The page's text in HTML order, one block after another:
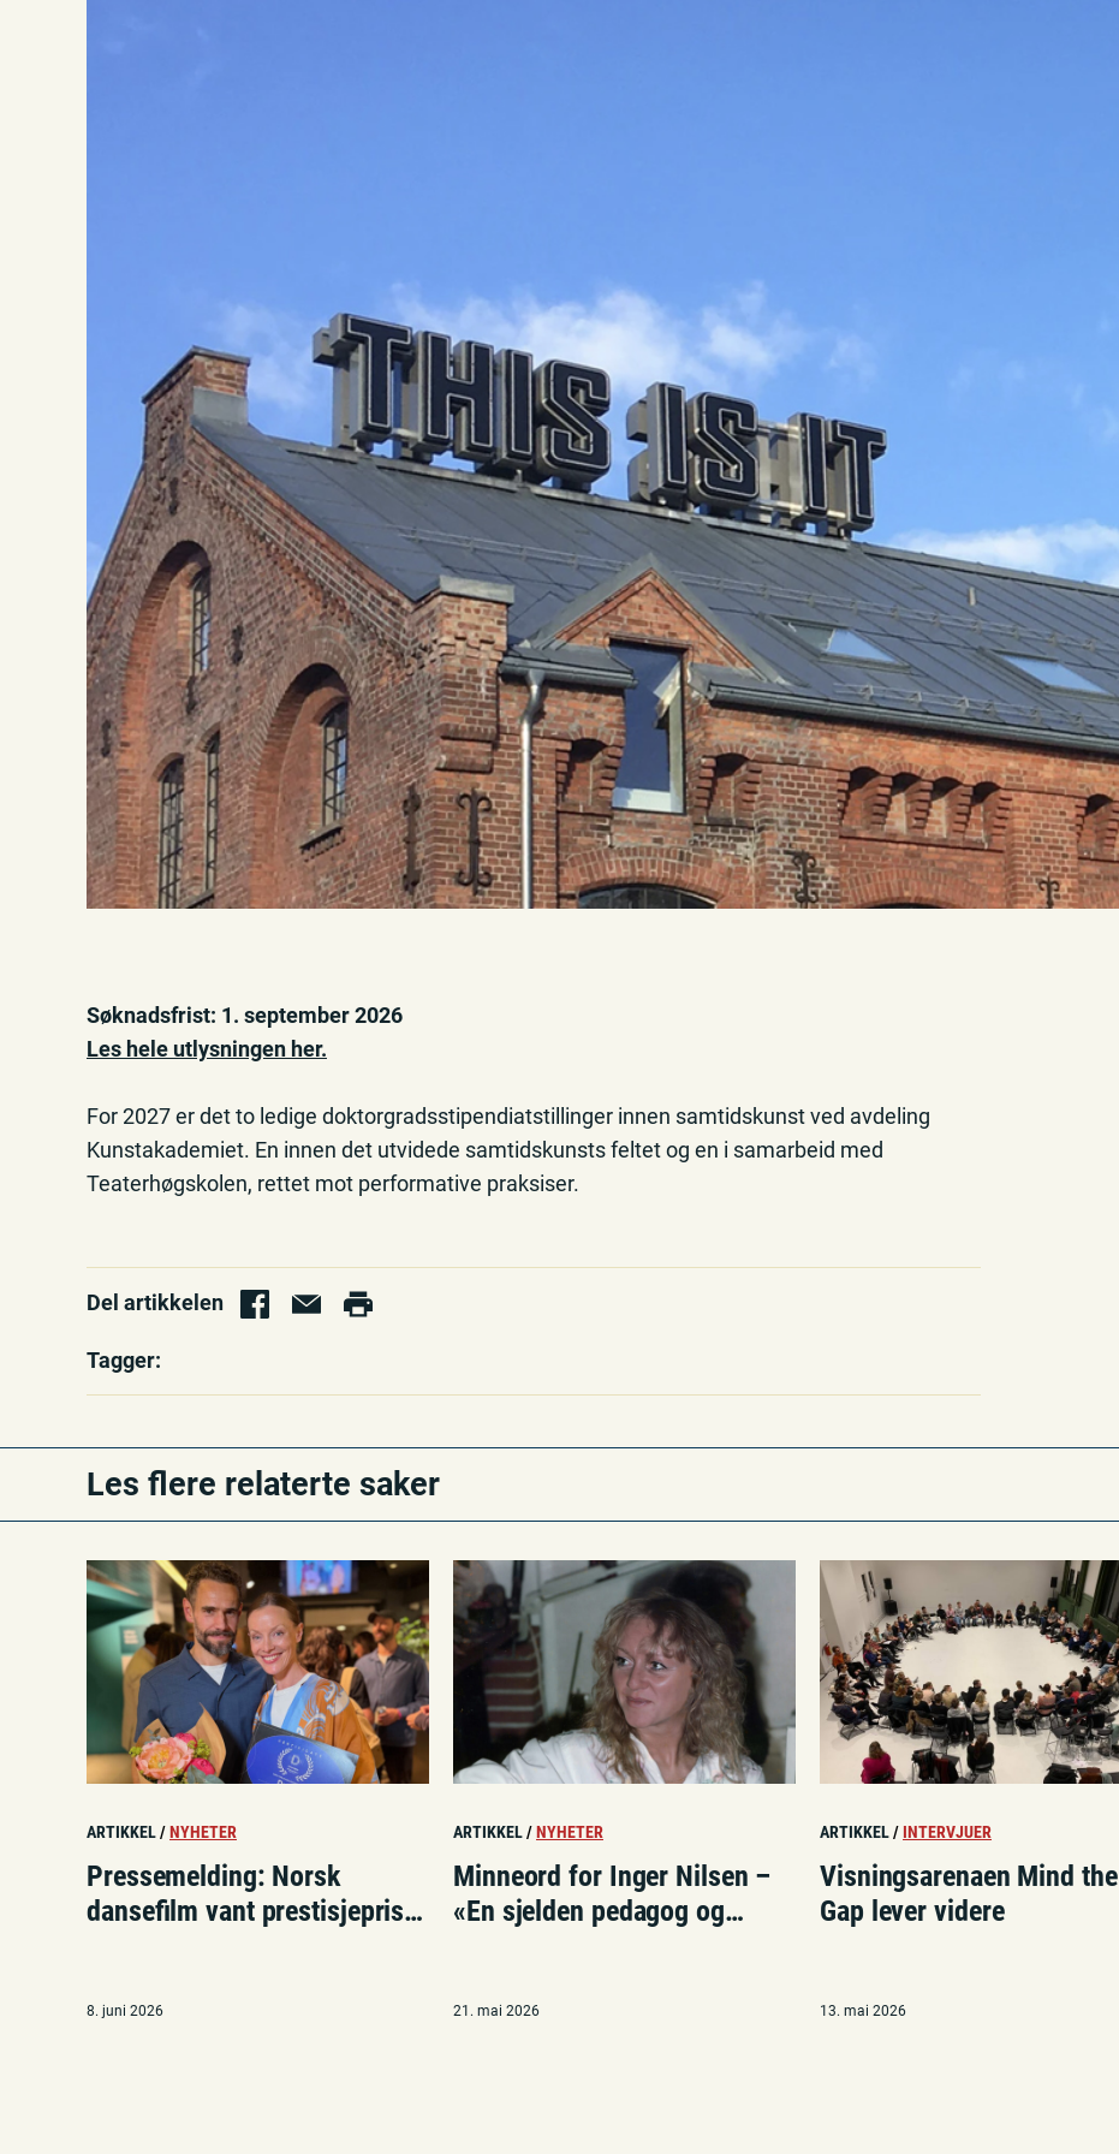
Søknadsfrist: 1. september 2026
Les hele utlysningen her.
For 2027 er det to ledige doktorgradsstipendiatstillinger innen samtidskunst ved avdeling
Kunstakademiet. En innen det utvidede samtidskunsts feltet og en i samarbeid med
Teaterhøgskolen, rettet mot performative praksiser.
Del artikkelen
Tagger:
Les flere relaterte saker
ARTIKKEL/NYHETER
Pressemelding: Norsk
dansefilm vant prestisjepris i
8. juni 2026
ARTIKKEL/NYHETER
Minneord for Inger Nilsen –
«En sjelden pedagog og
21. mai 2026
ARTIKKEL/ INTERVJUER
Visningsarenaen Mind the
Gap lever videre
13. mai 2026